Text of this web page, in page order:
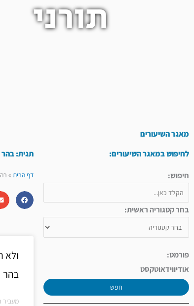
תורני
מאגר השיעורים
לחיפוש במאגר השיעורים:
חיפוש:
בחר קטגוריה ראשית:
פורמט:
אודיווידאוטקסט
חפש
תגית: בהר
דף הבית»
ולא
בהר
מעביר